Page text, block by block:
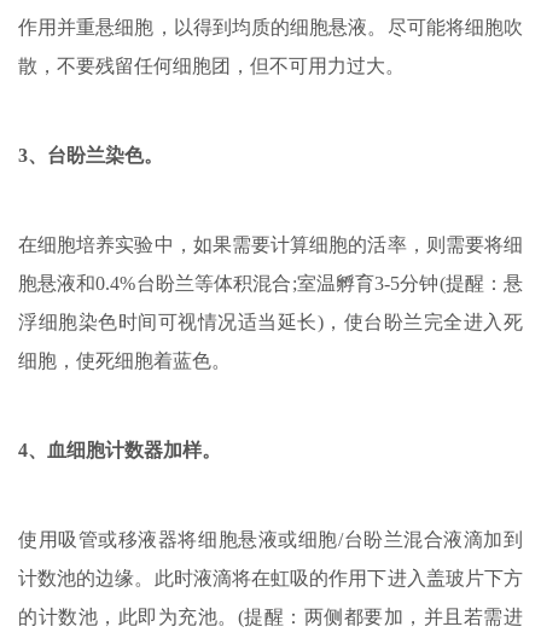
作用并重悬细胞，以得到均质的细胞悬液。尽可能将细胞吹
散，不要残留任何细胞团，但不可用力过大。
3、台盼兰染色。
在细胞培养实验中，如果需要计算细胞的活率，则需要将细
胞悬液和0.4%台盼兰等体积混合;室温孵育3-5分钟(提醒：悬
浮细胞染色时间可视情况适当延长)，使台盼兰完全进入死
细胞，使死细胞着蓝色。
4、血细胞计数器加样。
使用吸管或移液器将细胞悬液或细胞/台盼兰混合液滴加到
计数池的边缘。此时液滴将在虹吸的作用下进入盖玻片下方
的计数池，此即为充池。(提醒：两侧都要加，并且若需进